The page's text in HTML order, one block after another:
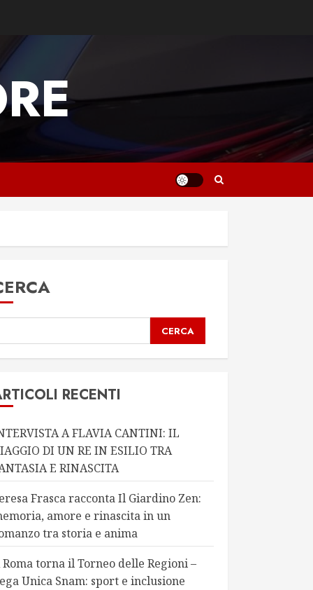
CERCA
RECENTI
A FLAVIA CANTINI: IL
DI UN RE IN ESILIO TRA
E RINASCITA
Frasca racconta Il Giardino Zen:
amore e rinascita in un
tra storia e anima
Roma torna il Torneo delle Regioni –
Unica Snam: sport e inclusione